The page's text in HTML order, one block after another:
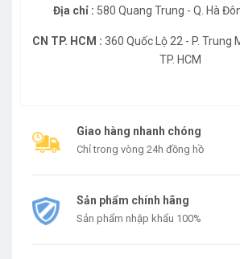
Địa chỉ : 580 Quang Trung - Q. Hà
CN TP. HCM : 360 Quốc Lộ 22 - P. Trung
TP. HCM
Giao hàng nhanh chóng
Chỉ trong vòng 24h đồng hồ
Sản phẩm chính hãng
Sản phẩm nhập khẩu 100%